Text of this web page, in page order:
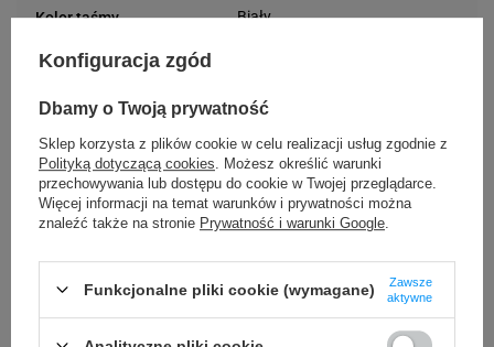
Kolor taśmy Biały
Kolor nadruku
taśmy
Rodzaj kleju taśmy Standardowy
Długość taśmy 9 m
Konfiguracja zgód
Dbamy o Twoją prywatność
Sklep korzysta z plików cookie w celu realizacji usług zgodnie z
Polityką dotyczącą cookies . Możesz określić warunki
przechowywania lub dostępu do cookie w Twojej przeglądarce.
Więcej informacji na temat warunków i prywatności można
znaleźć także na stronie Prywatność i warunki Google
Funkcjonalne pliki cookie (wymagane)
Zawsze
aktywne